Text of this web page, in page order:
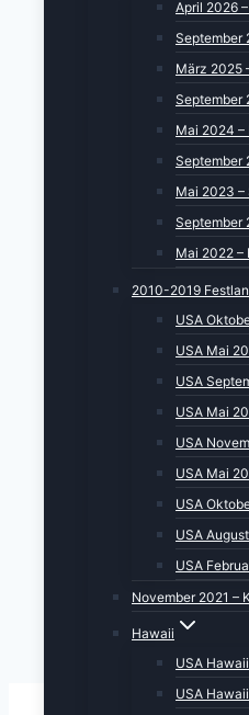
April 2026
September
März 2025
September
Mai 2024 –
September
Mai 2023 –
September
Mai 2022 –
2010-2019
USA
USA Mai
USA
USA Mai
USA
USA Mai
USA
USA
USA
November 2021 –
Hawaii
USA
USA